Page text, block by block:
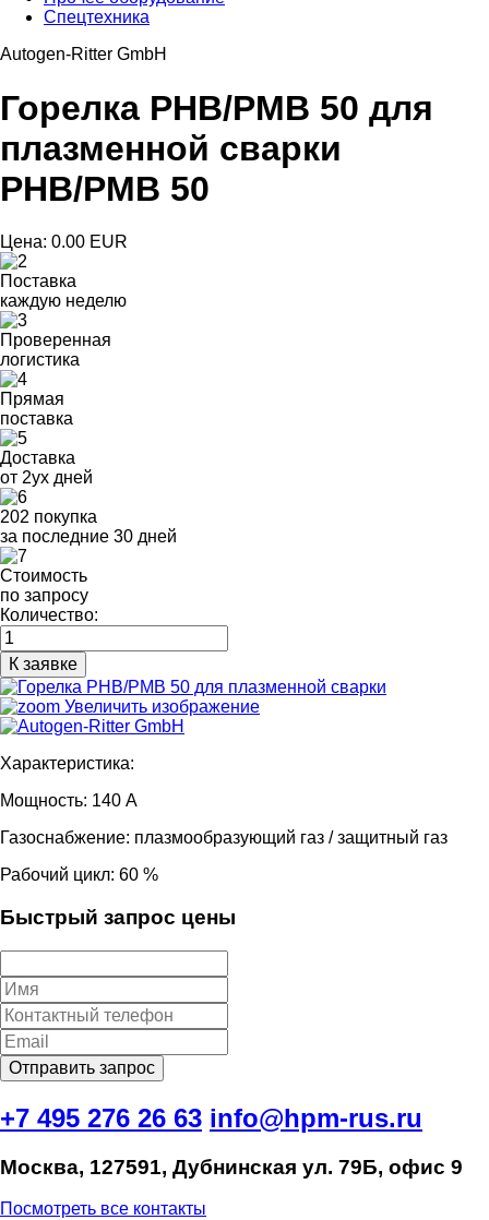
Спецтехника
Autogen-Ritter GmbH
Горелка PHB/PMB 50 для
плазменной сварки
PHB/PMB 50
Цена: 0.00 EUR
Поставка
каждую неделю
Проверенная
логистика
Прямая
поставка
Доставка
от 2ух дней
202 покупка
за последние 30 дней
Стоимость
по запросу
Количество:
Увеличить изображение
Характеристика:
Мощность: 140 A
Газоснабжение: плазмообразующий газ / защитный газ
Рабочий цикл: 60 %
Быстрый запрос цены
+7 495 276 26 63 info@hpm-rus.ru
Москва, 127591, Дубнинская ул. 79Б, офис 9
Посмотреть все контакты